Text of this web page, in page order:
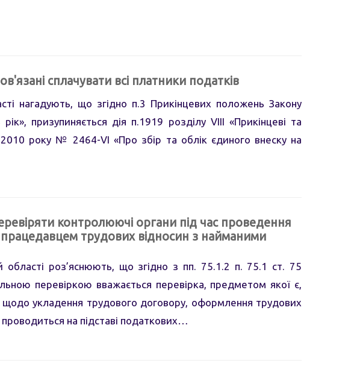
сплачувати всі платники податків
нагадують, що згідно п.3 Прикінцевих положень Закону
призупиняється дія п.1919 розділу VIII «Прикінцеві та
року № 2464-VI «Про збір та облік єдиного внеску на
контролюючі органи під час проведення
трудових відносин з найманими
області роз’яснюють, що згідно з пп. 75.1.2 п. 75.1 ст. 75
перевіркою вважається перевірка, предметом якої є,
укладення трудового договору, оформлення трудових
на підставі податкових…